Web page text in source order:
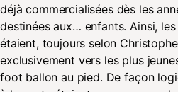
déjà commercialisées dès les
destinées aux… enfants. Ainsi, les
étaient, toujours selon
exclusivement vers les plus
foot ballon au pied. De façon